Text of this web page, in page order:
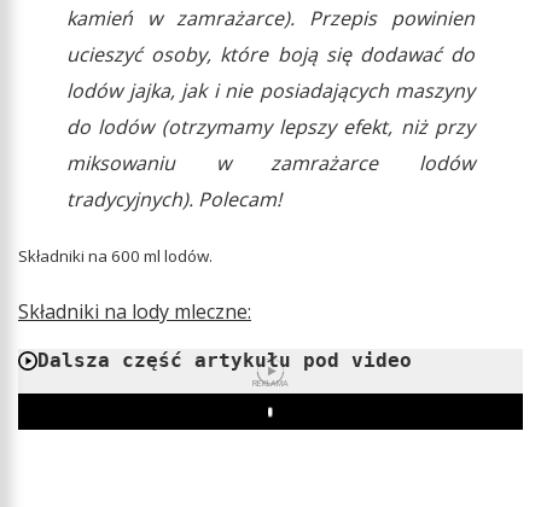
kamień w zamrażarce). Przepis powinien
ucieszyć osoby, które boją się dodawać do
lodów jajka, jak i nie posiadających maszyny
do lodów (otrzymamy lepszy efekt, niż przy
miksowaniu w zamrażarce lodów
tradycyjnych). Polecam!
Składniki na 600 ml lodów.
Składniki na lody mleczne:
Dalsza część artykułu pod video
REKLAMA
Play